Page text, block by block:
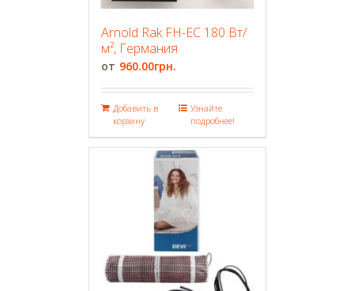
Arnold Rak FH-EC 180 Вт/
м², Германия
960.00грн.
Добавить в
корзину
Узнайте
подробнее!